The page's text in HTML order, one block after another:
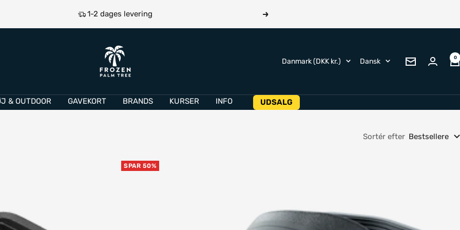
Prismatch Næste
Frozen
Palm
Tree
Land/region
Danmark (DKK kr.) Sprog
Dansk Nyhedsbrev
0
& OUTDOOR GAVEKORT BRANDS KURSER INFO UDSALG
Sortér efter Bestsellere
SPAR 50%